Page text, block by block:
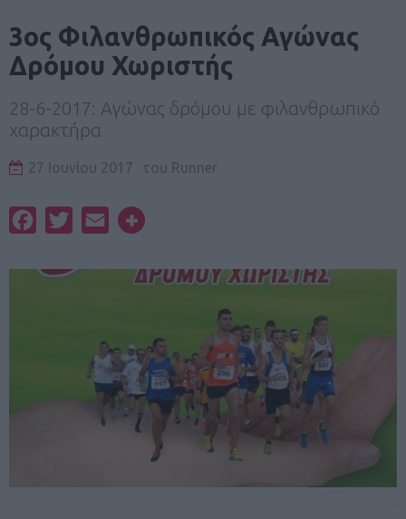
3ος Φιλανθρωπικός Αγώνας
Δρόμου Χωριστής
28-6-2017: Αγώνας δρόμου με φιλανθρωπικό
χαρακτήρα
27 Ιουνίου 2017 του Runner
FacebookTwitterEmail